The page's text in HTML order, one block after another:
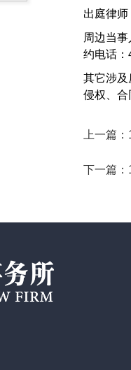
出庭律
周边当
约电话
其它涉及
侵权、合
上一篇
下一篇